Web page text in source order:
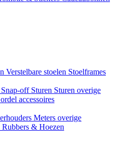
Verstelbare stoelen Stoelframes
Snap-off Sturen Sturen overige
accessoires
Meters overige
Rubbers & Hoezen